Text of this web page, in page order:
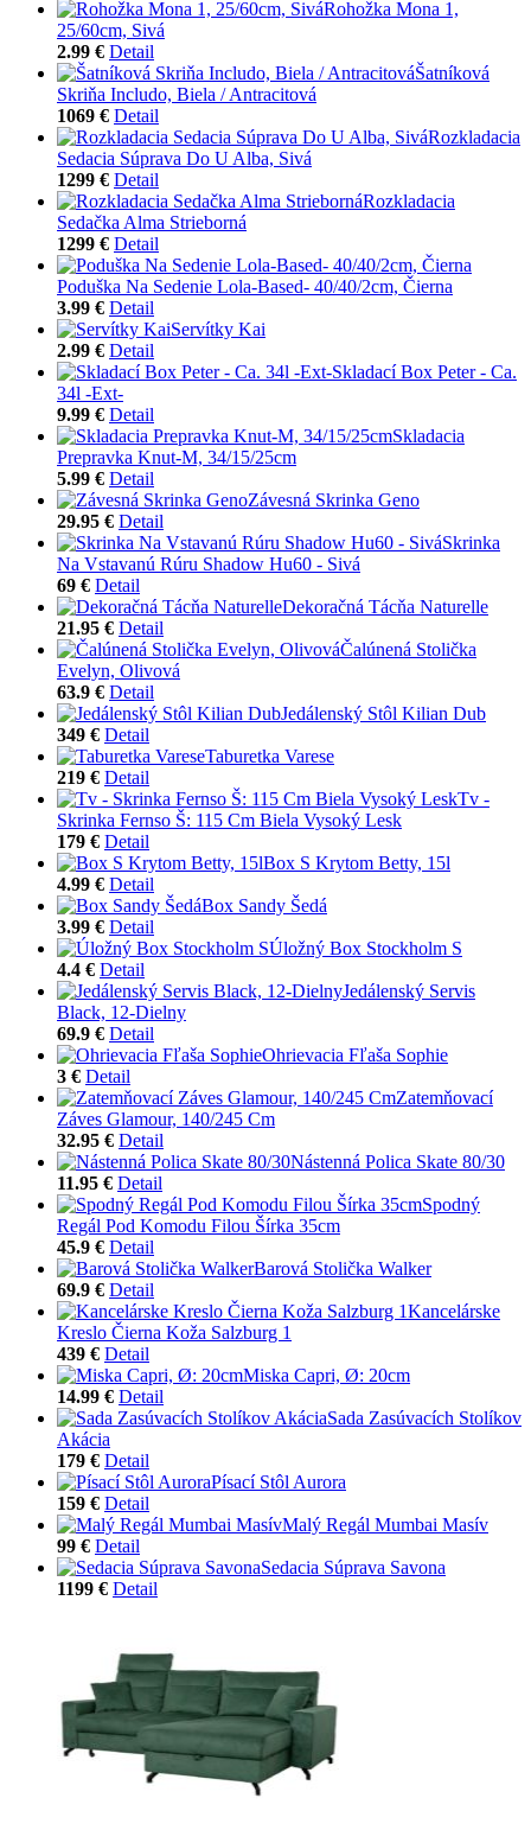
Rohožka Mona 1,
25/60cm, Sivá
2.99 € Detail
Šatníková
Skriňa Includo, Biela / Antracitová
1069 € Detail
Rozkladacia
Sedacia Súprava Do U Alba, Sivá
1299 € Detail
Rozkladacia
Sedačka Alma Strieborná
1299 € Detail
Poduška Na Sedenie Lola-Based- 40/40/2cm, Čierna
3.99 € Detail
Servítky Kai
2.99 € Detail
Skladací Box Peter - Ca.
34l -Ext-
9.99 € Detail
Skladacia
Prepravka Knut-M, 34/15/25cm
5.99 € Detail
Závesná Skrinka Geno
29.95 € Detail
Skrinka
Na Vstavanú Rúru Shadow Hu60 - Sivá
69 € Detail
Dekoračná Tácňa Naturelle
21.95 € Detail
Čalúnená Stolička
Evelyn, Olivová
63.9 € Detail
Jedálenský Stôl Kilian Dub
349 € Detail
Taburetka Varese
219 € Detail
Tv -
Skrinka Fernso Š: 115 Cm Biela Vysoký Lesk
179 € Detail
Box S Krytom Betty, 15l
4.99 € Detail
Box Sandy Šedá
3.99 € Detail
Úložný Box Stockholm S
4.4 € Detail
Jedálenský Servis
Black, 12-Dielny
69.9 € Detail
Ohrievacia Fľaša Sophie
3 € Detail
Zatemňovací
Záves Glamour, 140/245 Cm
32.95 € Detail
Nástenná Polica Skate 80/30
11.95 € Detail
Spodný
Regál Pod Komodu Filou Šírka 35cm
45.9 € Detail
Barová Stolička Walker
69.9 € Detail
Kancelárske
Kreslo Čierna Koža Salzburg 1
439 € Detail
Miska Capri, Ø: 20cm
14.99 € Detail
Sada Zasúvacích Stolíkov
Akácia
179 € Detail
Písací Stôl Aurora
159 € Detail
Malý Regál Mumbai Masív
99 € Detail
Sedacia Súprava Savona
1199 € Detail